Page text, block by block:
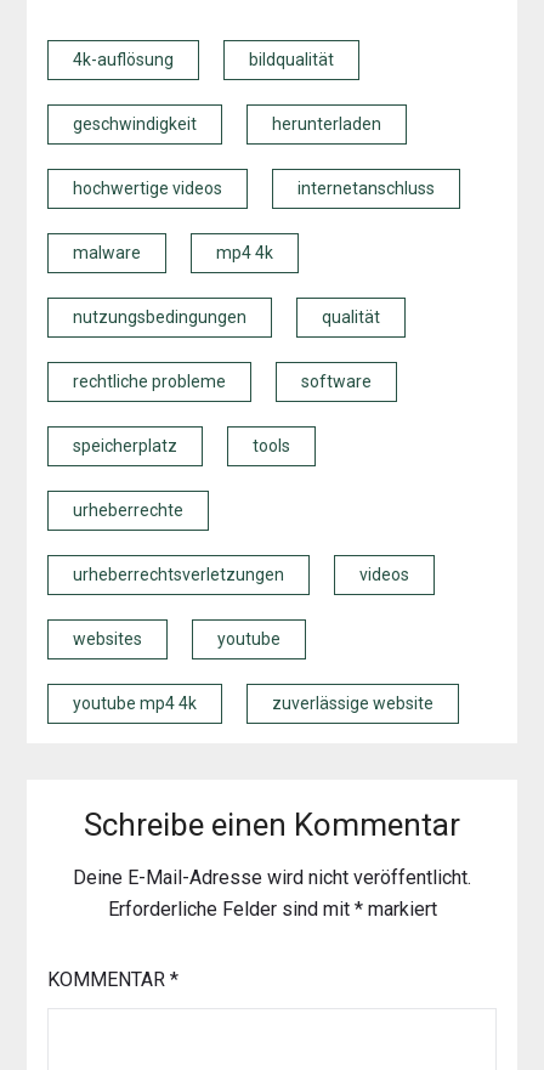
4k-auflösung bildqualität
geschwindigkeit herunterladen
hochwertige videos internetanschluss
malware mp4 4k
nutzungsbedingungen qualität
rechtliche probleme software
speicherplatz tools
urheberrechte
urheberrechtsverletzungen videos
websites youtube
youtube mp4 4k zuverlässige website
Schreibe einen Kommentar
Deine E-Mail-Adresse wird nicht veröffentlicht.
Erforderliche Felder sind mit *markiert
KOMMENTAR *